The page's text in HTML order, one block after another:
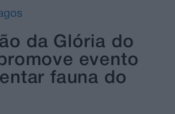
da Glória do
evento
fauna do